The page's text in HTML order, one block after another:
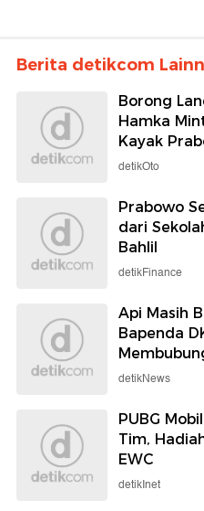
Berita detikcom
Borong
Hamka
Kayak
detikOto
Prabowo
dari
Bahlil
detikFinance
Api Masih
Bapenda
detikNews
PUBG
Tim,
EWC
detikInet